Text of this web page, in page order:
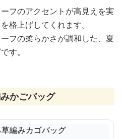
フのアクセントが高見えを実
格上げしてくれます。
フの柔らかさが調和した、夏
す。
かごバッグ